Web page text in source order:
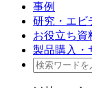
事例
研究・エビ
お役立ち資
製品購入・